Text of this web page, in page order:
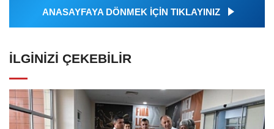
ANASAYFAYA DÖNMEK İÇİN TIKLAYINIZ
İLGINIZI ÇEKEBILIR